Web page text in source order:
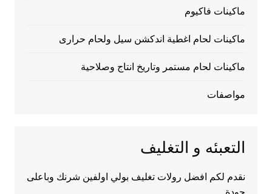
ماكينات فاكيوم
ماكينات لحام اغطية اندكشن سيل ولحام حرارى
ماكينات لحام مستمر وتاريخ انتاج وصلاحية
مواصفات
التعبئه و التغليف
نقدم لكم افضل رولات تغليف بولي اولفين شرنك وباعلى
جودة